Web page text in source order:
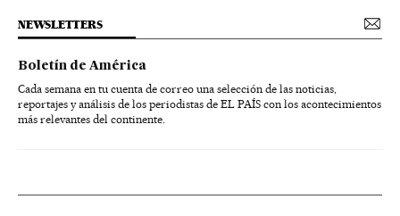
NEWSLETTERS
Boletín de América
Cada semana en tu cuenta de correo una selección de las noticias,
reportajes y análisis de los periodistas de EL PAÍS con los acontecimientos
más relevantes del continente.